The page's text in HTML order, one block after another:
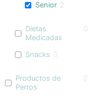
Senior 2
Dietas
Medicadas
0
Snacks 0
Productos de
Perros
0